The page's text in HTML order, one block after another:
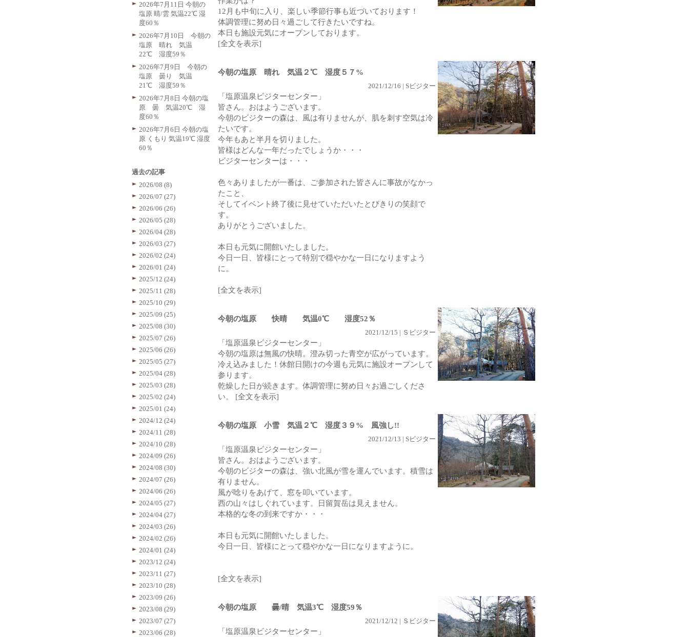
12月も中旬に入り、楽しい季節行事も近づいております！
体調管理に努め日々過ごして行きたいですね。
本日も施設元気にオープンしております。
[全文を表示]
今朝の塩原 晴れ 気温２℃ 湿度５７%
2021/12/16 | Sビジター
「塩原温泉ビジターセンター」
皆さん。おはようございます。
今朝のビジターの森は、風は有りませんが、肌を刺す空気は冷
たいです。
今年もあと半月を切りました。
皆様はどんな一年だったでしょうか・・・
ビジターセンターは・・・
色々ありましたが一番は、ご参加された皆さんに事故がなかっ
たこと、
そしてイベント終了後に見せていただいたとびきりの笑顔で
す。
ありがとうございました。
本日も元気に開館いたしました。
今日一日、皆様にとって特別で穏やかな一日になりますよう
に。
[全文を表示]
今朝の塩原 快晴 気温0℃ 湿度52％
2021/12/15 | Ｓビジター
「塩原温泉ビジターセンター」
今朝の塩原は無風の快晴。澄み切った青空が広がっています。
冷え込みました！休館日開けの今週も元気に施設オープンして
参ります。
乾燥した日が続きます。体調管理に努め日々お過ごしくださ
い。 [全文を表示]
今朝の塩原 小雪 気温２℃ 湿度３９% 風強し!!
2021/12/13 | Sビジター
「塩原温泉ビジターセンター」
皆さん。おはようございます。
今朝のビジターの森は、強い北風が雪を運んでいます。積雪は
有りません。
風が唸りをあげて、窓を叩いています。
西の山々はしぐれています。日留賀岳は見えません。
本格的な冬の到来ですか・・・
本日も元気に開館いたしました。
今日一日、皆様にとって穏やかな一日になりますように。
[全文を表示]
今朝の塩原 曇/晴 気温3℃ 湿度59％
2021/12/12 | Ｓビジター
「塩原温泉ビジターセンター」
2026年7月11日 今朝の
塩原 晴/雲 気温22℃ 湿
度60％
2026年7月10日 今朝の
塩原 晴れ 気温
22℃ 湿度59％
2026年7月9日 今朝の
塩原 曇り 気温
21℃ 湿度59％
2026年7月8日 今朝の塩
原 曇 気温20℃ 湿
度60％
2026年7月6日 今朝の塩
原 くもり 気温19℃ 湿度
60％
過去の記事
2026/08 (8)
2026/07 (27)
2026/06 (26)
2026/05 (28)
2026/04 (28)
2026/03 (27)
2026/02 (24)
2026/01 (24)
2025/12 (24)
2025/11 (28)
2025/10 (29)
2025/09 (25)
2025/08 (30)
2025/07 (26)
2025/06 (26)
2025/05 (27)
2025/04 (28)
2025/03 (28)
2025/02 (24)
2025/01 (24)
2024/12 (24)
2024/11 (28)
2024/10 (28)
2024/09 (26)
2024/08 (30)
2024/07 (26)
2024/06 (26)
2024/05 (27)
2024/04 (27)
2024/03 (26)
2024/02 (26)
2024/01 (24)
2023/12 (24)
2023/11 (27)
2023/10 (28)
2023/09 (26)
2023/08 (29)
2023/07 (27)
2023/06 (28)